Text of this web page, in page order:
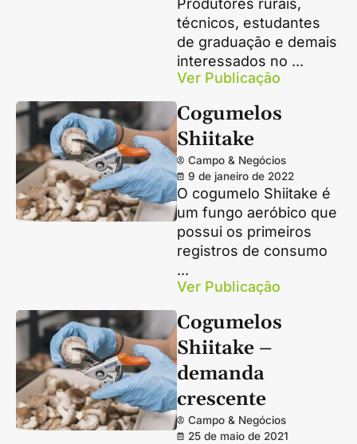
Produtores rurais,
técnicos, estudantes
de graduação e demais
interessados no ...
Ver Publicação
Cogumelos
Shiitake
Campo & Negócios
9 de janeiro de 2022
O cogumelo Shiitake é
um fungo aeróbico que
possui os primeiros
registros de consumo
...
Ver Publicação
Cogumelos
Shiitake –
demanda
crescente
Campo & Negócios
25 de maio de 2021